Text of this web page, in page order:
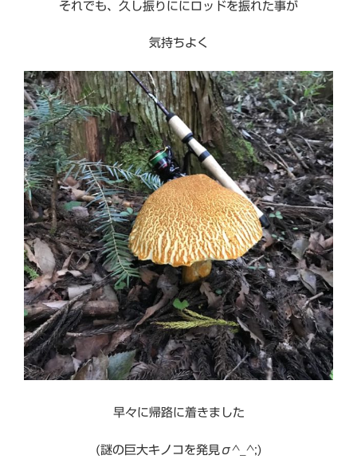
それでも、久し振りににロッドを振れた事が
気持ちよく
早々に帰路に着きました
(謎の巨大キノコを発見σ^_^;)